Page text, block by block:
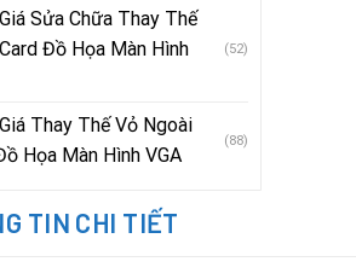
Sửa Chữa Thay Thế
Đồ Họa Màn Hình
(52)
Thay Thế Vỏ Ngoài
Họa Màn Hình VGA
(88)
TIN CHI TIẾT